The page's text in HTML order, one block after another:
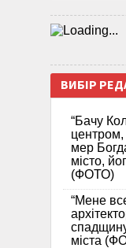
ВИБІР
“Бачу
центром,
мер
місто,
(ФОТО)
“Мене
міста